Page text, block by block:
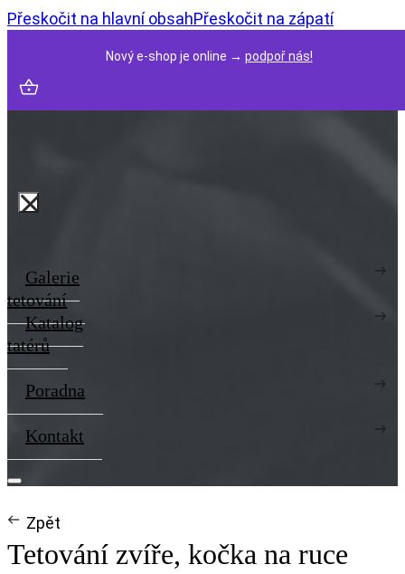
Přeskočit na hlavní obsahPřeskočit na zápatí
Nový e-shop je online → podpoř nás!
Galerie
tetování
Katalog
tatérů
Poradna
Kontakt
Zpět
Tetování zvíře, kočka na ruce